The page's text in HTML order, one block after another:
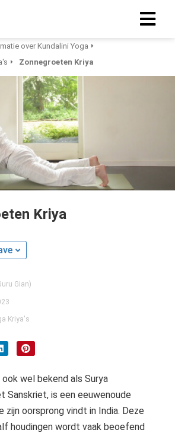
over Kundalini Yoga
Zonnegroeten Kriya
Kriya
Gian)
Kriya's
wel bekend als Surya
Sanskriet, is een eeuwenoude
zijn oorsprong vindt in India. Deze
houdingen wordt vaak beoefend